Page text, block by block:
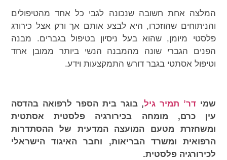
המלצה אחת חשובה שנכונה לגבי כל אחד מהטיפולים
והניתוחים שהוזכרו, היא לבצע אותם אך ורק אצל כירורג
פלסטי מיומן, שהוא בעל ניסיון בטיפול בגברים. מבנה
הפנים הגברי שונה מהמבנה הנשי ביותר ממובן אחד
וטיפול אסתטי בגבר דורש התמקצעות וידע.
שמידר’ תמיר גיל, בוגר בית הספר לרפואה בהדסה
עין כרם, מומחה בכירורגיה פלסטית אסתטית
ומשחזרת מטעם המועצה המדעית של ההסתדרות
הרפואית ומשרד הבריאות, וחבר האיגוד הישראלי
לכירורגיה פלסטית.